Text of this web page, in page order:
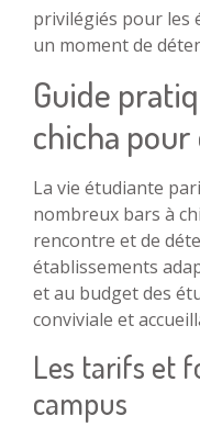
privilégiés pour les
un moment de
Guide
chicha
La vie étudiante
nombreux bars à
rencontre et de
établissements
et au budget des
conviviale et
Les tarifs et
campus